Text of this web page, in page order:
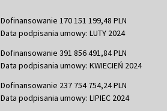
Dofinansowanie 170 151 199,48 PLN
Data podpisania umowy: LUTY 2024
Dofinansowanie 391 856 491,84 PLN
Data podpisania umowy: KWIECIEŃ 2024
Dofinansowanie 237 754 754,24 PLN
Data podpisania umowy: LIPIEC 2024